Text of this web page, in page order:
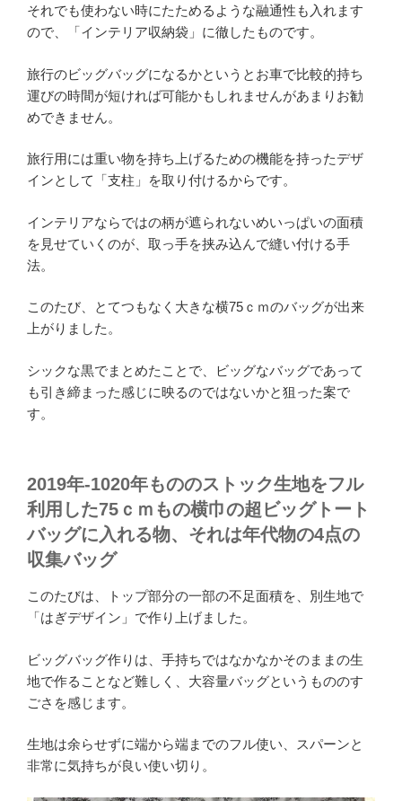
それでも使わない時にたためるような融通性も入れます
ので、「インテリア収納袋」に徹したものです。
旅行のビッグバッグになるかというとお車で比較的持ち
運びの時間が短ければ可能かもしれませんがあまりお勧
めできません。
旅行用には重い物を持ち上げるための機能を持ったデザ
インとして「支柱」を取り付けるからです。
インテリアならではの柄が遮られないめいっぱいの面積
を見せていくのが、取っ手を挟み込んで縫い付ける手
法。
このたび、とてつもなく大きな横75ｃｍのバッグが出来
上がりました。
シックな黒でまとめたことで、ビッグなバッグであって
も引き締まった感じに映るのではないかと狙った案で
す。
2019年-1020年もののストック生地をフル
利用した75ｃｍもの横巾の超ビッグトート
バッグに入れる物、それは年代物の4点の
収集バッグ
このたびは、トップ部分の一部の不足面積を、別生地で
「はぎデザイン」で作り上げました。
ビッグバッグ作りは、手持ちではなかなかそのままの生
地で作ることなど難しく、大容量バッグというもののす
ごさを感じます。
生地は余らせずに端から端までのフル使い、スパーンと
非常に気持ちが良い使い切り。